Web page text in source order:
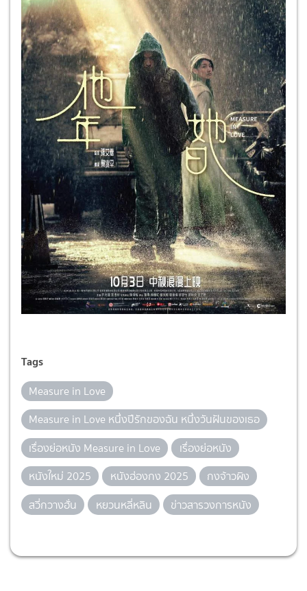
Tags
Measure in Love
Measure in Love หนึ่งปีรักของฉัน หนึ่งวันฝันของเธอ
เรื่องย่อหนัง Measure in Love
เรื่องย่อหนัง
หนังใหม่ 2025
หนังฮ่องกง 2025
กงจ้าวผิง
สวี่กวางฮั่น
หยวนหลี่หลิน ข่าวสารวงการหนัง